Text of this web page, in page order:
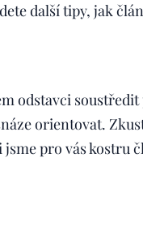
další tipy, jak
odstavci
orientovat.
pro vás kostru